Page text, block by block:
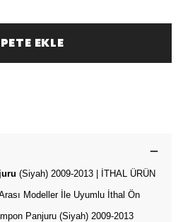
EKLE
(Siyah) 2009-2013 | İTHAL ÜRÜN
Modeller İle Uyumlu İthal Ön
Panjuru (Siyah) 2009-2013